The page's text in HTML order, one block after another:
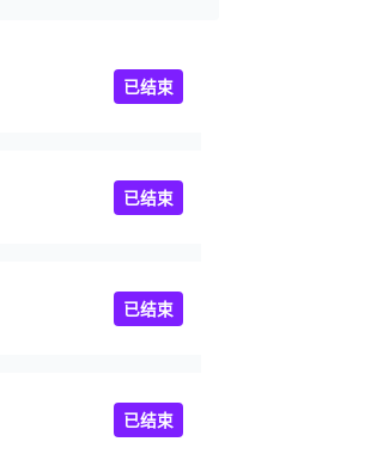
已结束
已结束
已结束
已结束